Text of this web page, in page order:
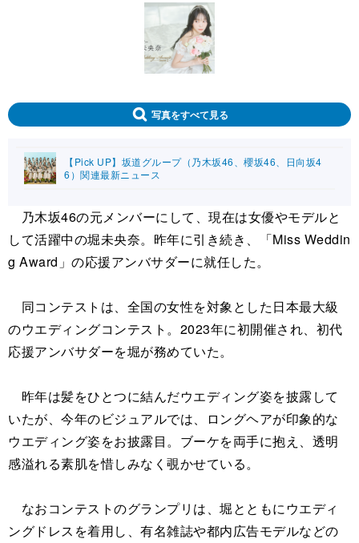
写真をすべて見る
【Pick UP】坂道グループ（乃木坂46、櫻坂46、日向坂4
6）関連最新ニュース
乃木坂46の元メンバーにして、現在は女優やモデルと
して活躍中の堀未央奈。昨年に引き続き、「Miss Weddin
g Award」の応援アンバサダーに就任した。
同コンテストは、全国の女性を対象とした日本最大級
のウエディングコンテスト。2023年に初開催され、初代
応援アンバサダーを堀が務めていた。
昨年は髪をひとつに結んだウエディング姿を披露して
いたが、今年のビジュアルでは、ロングヘアが印象的な
ウエディング姿をお披露目。ブーケを両手に抱え、透明
感溢れる素肌を惜しみなく覗かせている。
なおコンテストのグランプリは、堀とともにウエディ
ングドレスを着用し、有名雑誌や都内広告モデルなどの